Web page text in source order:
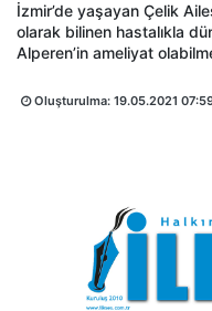
İzmir’de yaşayan Çelik
olarak bilinen hastalıkla
Alperen’in ameliyat
Oluşturulma: 19.05.2021